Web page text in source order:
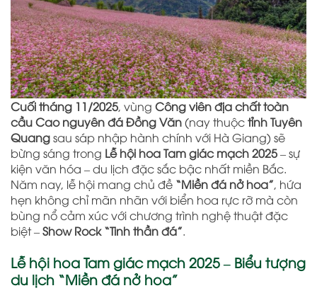
Cuối tháng 11/2025, vùng Công viên địa chất toàn
cầu Cao nguyên đá Đồng Văn(nay thuộctỉnh Tuyên
Quangsau sáp nhập hành chính với Hà Giang) sẽ
bừng sáng trong Lễ hội hoa Tam giác mạch 2025– sự
kiện văn hóa – du lịch đặc sắc bậc nhất miền Bắc.
Năm nay, lễ hội mang chủ đề “Miền đá nở hoa”, hứa
hẹn không chỉ mãn nhãn với biển hoa rực rỡ mà còn
bùng nổ cảm xúc với chương trình nghệ thuật đặc
biệt –Show Rock “Tinh thần đá”.
Lễ hội hoa Tam giác mạch 2025 – Biểu tượng
du lịch “Miền đá nở hoa”